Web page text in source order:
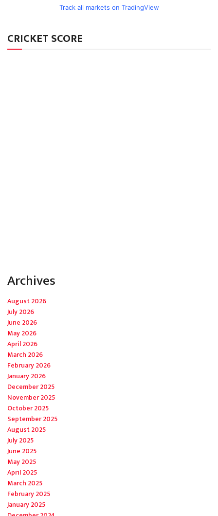
Track all markets on TradingView
CRICKET SCORE
Archives
August 2026
July 2026
June 2026
May 2026
April 2026
March 2026
February 2026
January 2026
December 2025
November 2025
October 2025
September 2025
August 2025
July 2025
June 2025
May 2025
April 2025
March 2025
February 2025
January 2025